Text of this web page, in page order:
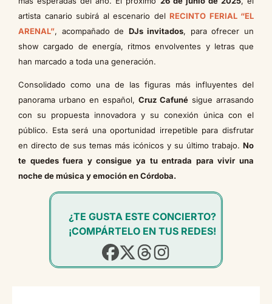
artista canario subirá al escenario del RECINTO FERIAL “EL
ARENAL”, acompañado de DJs invitados, para ofrecer un
show cargado de energía, ritmos envolventes y letras que
han marcado a toda una generación.
Consolidado como una de las figuras más influyentes del
panorama urbano en español, Cruz Cafuné sigue arrasando
con su propuesta innovadora y su conexión única con el
público. Esta será una oportunidad irrepetible para disfrutar
en directo de sus temas más icónicos y su último trabajo. No
te quedes fuera y consigue ya tu entrada para vivir una
noche de música y emoción en Córdoba.
¿TE GUSTA ESTE CONCIERTO?
¡COMPÁRTELO EN TUS REDES!